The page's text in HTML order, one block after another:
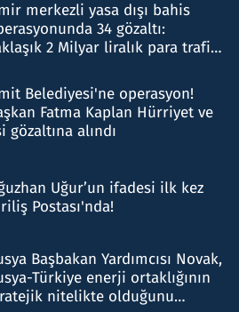
merkezli yasa dışı bahis
34 gözaltı:
2 Milyar liralık para trafiği
Belediyesi'ne operasyon!
Fatma Kaplan Hürriyet ve
gözaltına alındı
Uğur’un ifadesi ilk kez
Postası'nda!
Başbakan Yardımcısı Novak,
Türkiye enerji ortaklığının
nitelikte olduğunu